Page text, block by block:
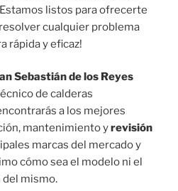
listos para ofrecerte
cualquier problema
rápida y eficaz!
Sebastián de los Reyes
de calderas
a los mejores
mantenimiento yrevisión
marcas del mercado y
cómo sea el modelo ni el
mismo.